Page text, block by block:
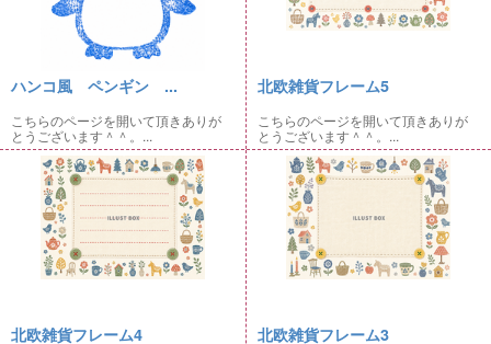
ハンコ風 ペンギン ...
こちらのページを開いて頂きありが
とうございます＾＾。...
北欧雑貨フレーム5
こちらのページを開いて頂きありが
とうございます＾＾。...
北欧雑貨フレーム4 北欧雑貨フレーム3